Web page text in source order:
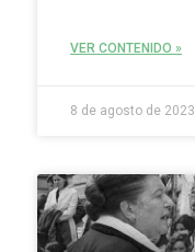
VER CONTENIDO »
8 de agosto de 2023